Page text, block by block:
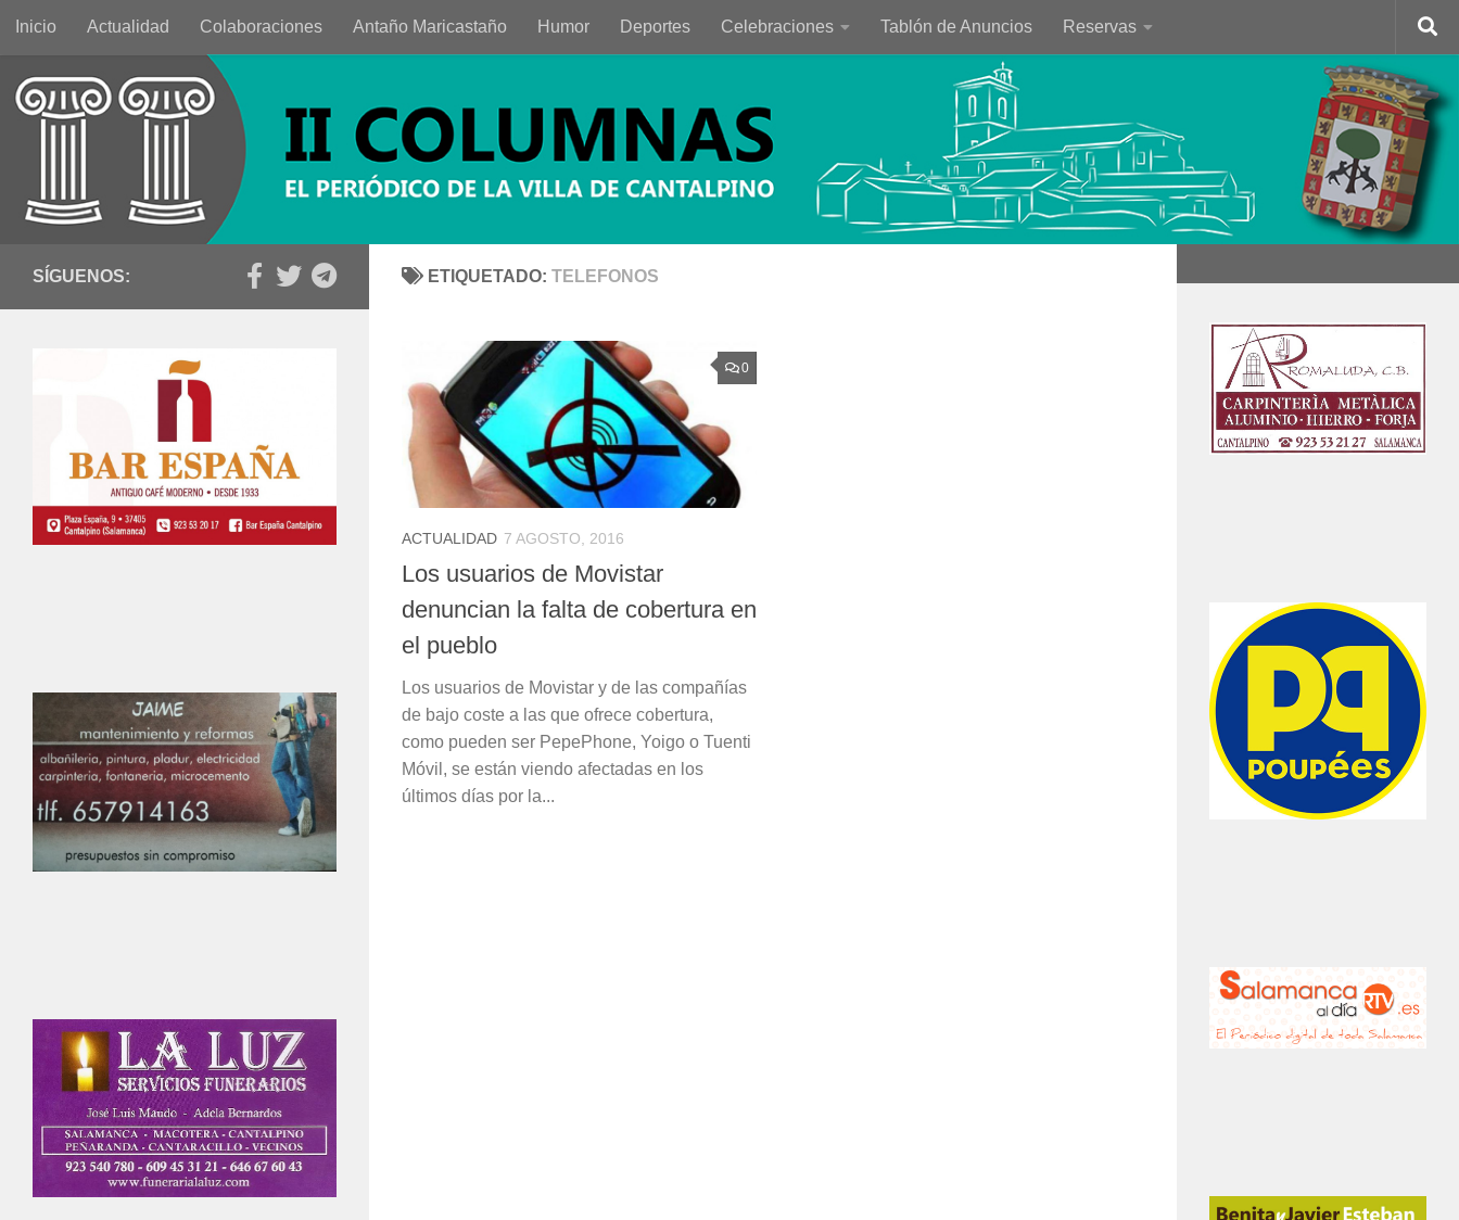
Saltar al contenido
Inicio Actualidad Colaboraciones Antaño Maricastaño Humor Deportes Celebraciones Tablón de Anuncios Reservas
ETIQUETADO: TELEFONOS
0
ACTUALIDAD 7 AGOSTO, 2016
Los usuarios de Movistar
denuncian la falta de cobertura en
el pueblo
Los usuarios de Movistar y de las compañías
de bajo coste a las que ofrece cobertura,
como pueden ser PepePhone, Yoigo o Tuenti
Móvil, se están viendo afectadas en los
últimos días por la...
SÍGUENOS: